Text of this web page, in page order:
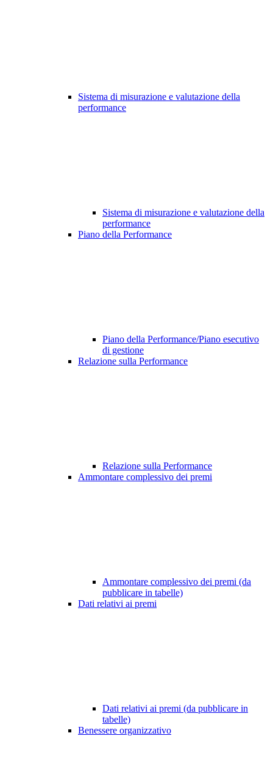
Sistema di misurazione e valutazione della
performance
Sistema di misurazione e valutazione della
performance
Piano della Performance
Piano della Performance/Piano esecutivo
di gestione
Relazione sulla Performance
Relazione sulla Performance
Ammontare complessivo dei premi
Ammontare complessivo dei premi (da
pubblicare in tabelle)
Dati relativi ai premi
Dati relativi ai premi (da pubblicare in
tabelle)
Benessere organizzativo